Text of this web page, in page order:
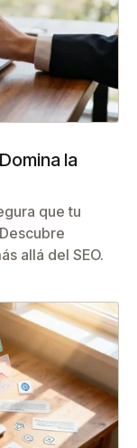
la
que tu
allá del SEO.